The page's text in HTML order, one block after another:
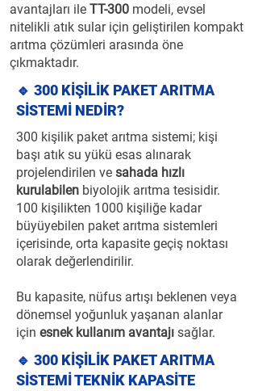
avantajları ile TT-300 modeli, evsel
nitelikli atık sular için geliştirilen kompakt
arıtma çözümleri arasında öne
çıkmaktadır.
🔹 300 KİŞİLİK PAKET ARITMA
SİSTEMİ NEDİR?
300 kişilik paket arıtma sistemi; kişi
başı atık su yükü esas alınarak
projelendirilen ve sahada hızlı
kurulabilen biyolojik arıtma tesisidir.
100 kişilikten 1000 kişiliğe kadar
büyüyebilen paket arıtma sistemleri
içerisinde, orta kapasite geçiş noktası
olarak değerlendirilir.
Bu kapasite, nüfus artışı beklenen veya
dönemsel yoğunluk yaşanan alanlar
için esnek kullanım avantajı sağlar.
🔹 300 KİŞİLİK PAKET ARITMA
SİSTEMİ TEKNİK KAPASİTE